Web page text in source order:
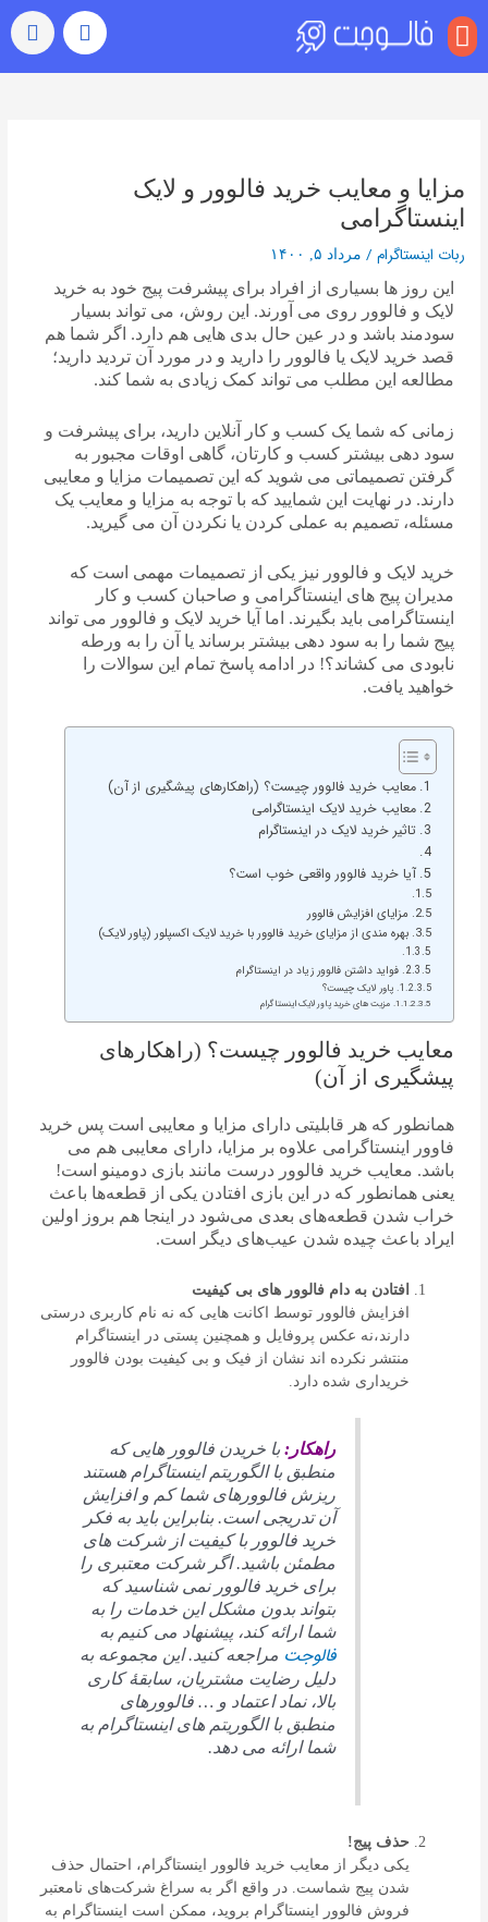
منو
مزایا و معایب خرید فالوور و لایک
اینستاگرامی
ربات اینستاگرام / مرداد ۵, ۱۴۰۰
این روز ها بسیاری از افراد برای پیشرفت پیج خود به خرید
لایک و فالوور روی می آورند. این روش، می تواند بسیار
سودمند باشد و در عین حال بدی هایی هم دارد. اگر شما هم
قصد خرید لایک یا فالوور را دارید و در مورد آن تردید دارید؛
مطالعه این مطلب می تواند کمک زیادی به شما کند.
زمانی که شما یک کسب و کار آنلاین دارید، برای پیشرفت و
سود دهی بیشتر کسب و کارتان، گاهی اوقات مجبور به
گرفتن تصمیماتی می شوید که این تصمیمات مزایا و معایبی
دارند. در نهایت این شمایید که با توجه به مزایا و معایب یک
مسئله، تصمیم به عملی کردن یا نکردن آن می گیرید.
خرید لایک و فالوور نیز یکی از تصمیمات مهمی است که
مدیران پیج های اینستاگرامی و صاحبان کسب و کار
اینستاگرامی باید بگیرند. اما آیا خرید لایک و فالوور می تواند
پیج شما را به سود دهی بیشتر برساند یا آن را به ورطه
نابودی می کشاند؟! در ادامه پاسخ تمام این سوالات را
خواهید یافت.
معایب خرید فالوور چیست؟ (راهکارهای پیشگیری از آن)
معایب خرید لایک اینستاگرامی
تاثیر خرید لایک در اینستاگرام
آیا خرید فالوور واقعی خوب است؟
مزایای افزایش فالوور
بهره مندی از مزایای خرید فالوور با خرید لایک اکسپلور (پاور لایک)
فواید داشتن فالوور زیاد در اینستاگرام
پاور لایک چیست؟
مزیت های خرید پاور لایک اینستاگرام
معایب خرید فالوور چیست؟ (راهکارهای
پیشگیری از آن)
همانطور که هر قابلیتی دارای مزایا و معایبی است پس خرید
فاوور اینستاگرامی علاوه بر مزایا، دارای معایبی هم می
باشد. معایب خرید فالوور درست مانند بازی دومینو است!
یعنی همانطور که در این بازی افتادن یکی از قطعه‌ها باعث
خراب شدن قطعه‌های بعدی می‌شود در اینجا هم بروز اولین
ایراد باعث چیده شدن عیب‌های دیگر است.
افتادن به دام فالوور های بی کیفیت
افزایش فالوور توسط اکانت هایی که نه نام کاربری درستی
دارند،نه عکس پروفایل و همچنین پستی در اینستاگرام
منتشر نکرده اند نشان از فیک و بی کیفیت بودن فالوور
خریداری شده دارد.
راهکار:با خریدن فالوور هایی که
منطبق با الگوریتم اینستاگرام هستند
ریزش فالوورهای شما کم و افزایش
آن تدریجی است. بنابراین باید به فکر
خرید فالوور با کیفیت از شرکت های
مطمئن باشید. اگر شرکت معتبری را
برای خرید فالوور نمی‌ شناسید که
بتواند بدون مشکل این خدمات را به
شما ارائه کند، پیشنهاد می‌ کنیم به
فالوجت مراجعه کنید. این مجموعه به‌
دلیل رضایت مشتریان، سابقۀ کاری
بالا، نماد اعتماد و … فالوورهای
منطبق با الگوریتم های اینستاگرام به
شما ارائه می دهد.
حذف پیج!
یکی دیگر از معایب خرید فالوور اینستاگرام، احتمال حذف
شدن پیج شماست. در واقع اگر به سراغ شرکت‌های نامعتبر
فروش فالوور اینستاگرام بروید، ممکن است اینستاگرام به